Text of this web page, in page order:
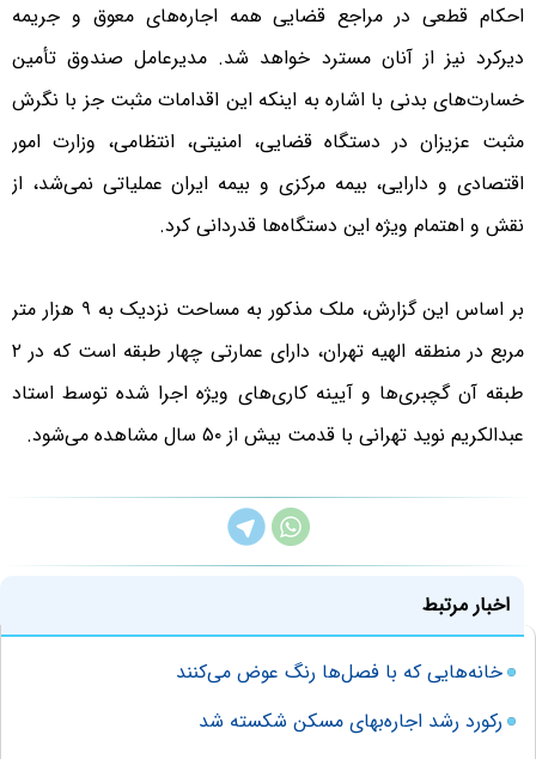
احکام قطعی در مراجع قضایی همه اجاره‌های معوق و جریمه
دیرکرد نیز از آنان مسترد خواهد شد. مدیرعامل صندوق تأمین
خسارت‌های بدنی با اشاره به اینکه این اقدامات مثبت جز با نگرش
مثبت عزیزان در دستگاه قضایی، امنیتی، انتظامی، وزارت امور
اقتصادی و دارایی، بیمه مرکزی و بیمه ایران عملیاتی نمی‌شد، از
نقش و اهتمام ویژه این دستگاه‌ها قدردانی کرد.
بر اساس این گزارش، ملک مذکور به مساحت نزدیک به ۹ هزار متر
مربع در منطقه الهیه تهران، دارای عمارتی چهار طبقه است که در ۲
طبقه آن گچبری‌ها و آیینه کاری‌های ویژه اجرا شده توسط استاد
عبدالکریم نوید تهرانی با قدمت بیش از ۵۰ سال مشاهده می‌شود.
اخبار مرتبط
خانه‌‌هایی که با فصل‌ها رنگ عوض می‌کنند
رکورد رشد اجاره‌بهای مسکن شکسته شد